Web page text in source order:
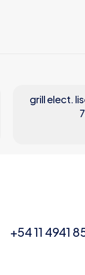
grill elect.
+54 11 4941